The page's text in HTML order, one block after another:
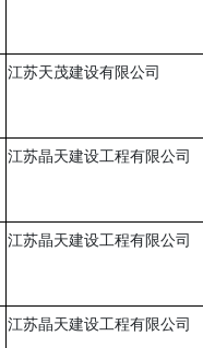
江苏天茂建设有限公司
江苏晶天建设工程有限公司
江苏晶天建设工程有限公司
江苏晶天建设工程有限公司